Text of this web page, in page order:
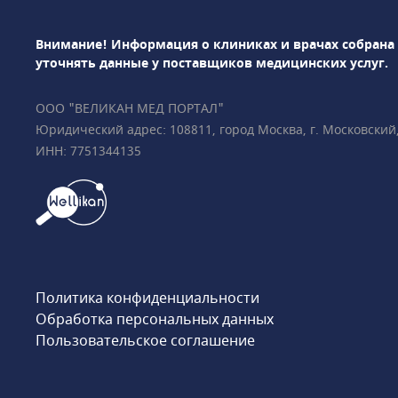
лабораторная
ПрофМедЛаб
Внимание! Информация о клиниках и врачах
уточнять данные у поставщиков медицинских услуг.
ООО "ВЕЛИКАН МЕД ПОРТАЛ"
Юридический адрес: 108811, город Москва, г.
ИНН: 7751344135
Политика конфиденциальности
Обработка персональных данных
Пользовательское соглашение